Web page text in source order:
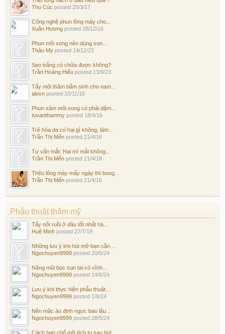
Thu Cúc posted 25/3/17
Công nghệ phun lông mày cho...
Xuân Hương posted 28/12/16
Phun môi xong nên dùng son...
Thảo My posted 14/12/23
Sẹo trắng có chữa được không?
Trần Hoàng Hiếu posted 13/9/23
Tẩy môi thâm bẩm sinh cho nam...
alovn posted 10/11/16
Phun xăm môi xong có phải dặm...
tuvanthammy posted 18/4/16
Trẻ hóa da có hại gì không, làm...
Trần Thị Mến posted 21/4/16
Tư vấn mắt: Hai mí mắt không...
Trần Thị Mến posted 21/4/16
Thêu lông mày mấy ngày thì bong...
Trần Thị Mến posted 21/4/16
Phẫu thuật thẩm mỹ
Tẩy nốt ruồi ở đâu tốt nhất hà...
Huệ Minh posted 27/7/19
Những lưu ý khi hút mỡ bạn cần...
Ngochuyen9999 posted 20/6/24
Nâng mũi bọc sụn tai có vĩnh...
Ngochuyen9999 posted 14/6/24
Lưu ý khi thực hiện phẫu thuật...
Ngochuyen9999 posted 1/6/24
Nên mặc áo định ngực bao lâu...
Ngochuyen9999 posted 28/5/24
Cách hạn chế mỡ tích tụ sau hút...